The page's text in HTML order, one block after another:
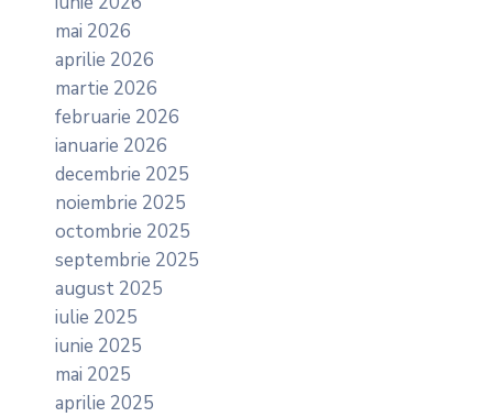
mai 2026
aprilie 2026
martie 2026
februarie 2026
ianuarie 2026
decembrie 2025
noiembrie 2025
octombrie 2025
septembrie 2025
august 2025
iulie 2025
iunie 2025
mai 2025
aprilie 2025